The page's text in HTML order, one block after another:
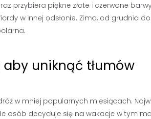
przybiera piękne złote i czerwone
w innej odsłonie. Zima, od grudnia
uniknąć tłumów
w mniej popularnych miesiącach.
osób decyduje się na wakacje w tym